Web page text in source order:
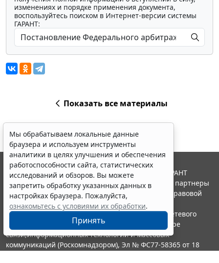
изменениях и порядке применения документа,
воспользуйтесь поиском в Интернет-версии системы
ГАРАНТ:
Показать все материалы
Мы обрабатываем локальные данные
браузера и используем инструменты
аналитики в целях улучшения и обеспечения
работоспособности сайта, статистических
исследований и обзоров. Вы можете
запретить обработку указанных данных в
настройках браузера. Пожалуйста,
ознакомьтесь с условиями их обработки.
Принять
© ООО "НПП "ГАРАНТ-СЕРВИС", 2026. Система ГАРАНТ
выпускается с 1990 года. Компания "Гарант" и ее партнеры
являются участниками Российской ассоциации правовой
информации ГАРАНТ.
Портал ГАРАНТ.РУ зарегистрирован в качестве сетевого
издания Федеральной службой по надзору в сфере
связи,информационных технологий и массовых
коммуникаций (Роскомнадзором), Эл № ФС77-58365 от 18